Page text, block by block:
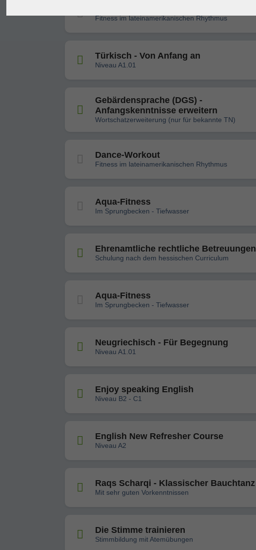
Fitness im lateinamerikanischen Rhythmus
Türkisch - Von Anfang an
Niveau A1.01
Gebärdensprache (DGS) -
Anfangskenntnisse erweitern
Wortschatzerweiterung (nur für bekannte TN)
Dance-Workout
Fitness im lateinamerikanischen Rhythmus
Aqua-Fitness
Im Sprungbecken - Tiefwasser
Ehrenamtliche rechtliche Betreuungen
Schulung nach dem hessischen Curriculum
Aqua-Fitness
Im Sprungbecken - Tiefwasser
Neugriechisch - Für Begegnung
Niveau A1.01
Enjoy speaking English
Niveau B2 - C1
English New Refresher Course
Niveau A2
Raqs Scharqi - Klassischer Bauchtanz
Mit sehr guten Vorkenntnissen
Die Stimme trainieren
Stimmbildung mit Atemübungen